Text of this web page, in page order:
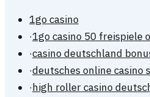
1go casino
·1go casino 50 freispiele
·casino deutschland
·deutsches online casino
·high roller casino